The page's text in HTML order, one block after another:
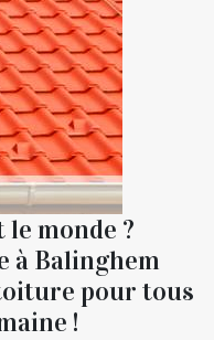
monde ?
à Balinghem
pour tous
!